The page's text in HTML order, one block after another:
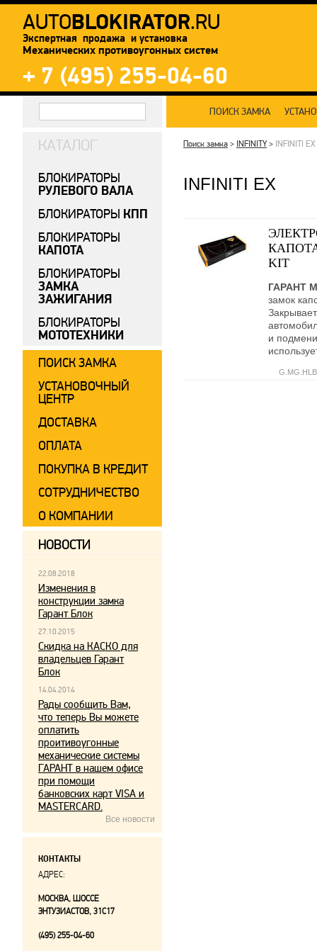
AUTOBLOKIRATOR.RU
Экспертная продажа и установка
Механических противоугонных систем
+ 7 (495) 255-04-60
ПОИСК ЗАМКА
Поиск замка > INFINITY > INFINITI EX
INFINITI EX
KIT
ГАРАНТ
замок
и
КАТАЛОГ
БЛОКИРАТОРЫ
РУЛЕВОГО ВАЛА
БЛОКИРАТОРЫ КПП
БЛОКИРАТОРЫ
КАПОТА
БЛОКИРАТОРЫ
ЗАМКА
ЗАЖИГАНИЯ
БЛОКИРАТОРЫ
МОТОТЕХНИКИ
ПОИСК ЗАМКА
УСТАНОВОЧНЫЙ
ЦЕНТР
ДОСТАВКА
ОПЛАТА
ПОКУПКА В КРЕДИТ
СОТРУДНИЧЕСТВО
О КОМПАНИИ
НОВОСТИ
22.08.2018
Изменения в
конструкции замка
Гарант Блок
27.10.2015
Скидка на КАСКО для
владельцев Гарант
Блок
14.04.2014
Рады сообщить Вам,
что теперь Вы можете
оплатить
проитивоугонные
механические системы
ГАРАНТ в нашем офисе
при помощи
банковских карт VISA и
MASTERCARD.
Все новости
КОНТАКТЫ
АДРЕС:
МОСКВА, ШОССЕ
ЭНТУЗИАСТОВ, 31С17
(495) 255-04-60